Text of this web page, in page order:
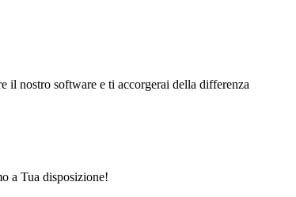
il nostro software e ti accorgerai della differenza
a Tua disposizione!